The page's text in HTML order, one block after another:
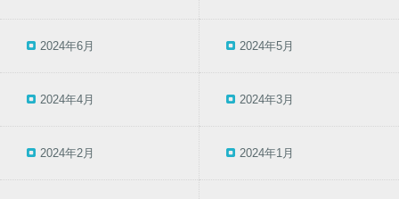
2024年6月 2024年5月
2024年4月 2024年3月
2024年2月 2024年1月